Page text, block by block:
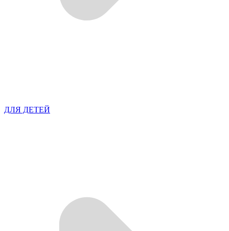
ДЛЯ ДЕТЕЙ